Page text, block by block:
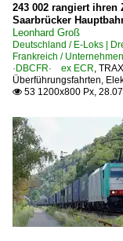
Corridor
Crossrail
Lineas
Medway
Railtraxx
RTB
SNCB
Deutschland
243 002 rangiert ihren
Saarbrücker
Leonhard Groß
Deutschland / E-Loks |
Frankreich /
·DBCFR· ex ECR,
Überführungsfahrten,
 53 1200x800 Px,